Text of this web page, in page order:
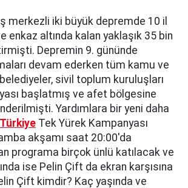
merkezli iki büyük depremde 10 il
enkaz altında kalan yaklaşık 35 bin
Depremin 9. gününde
devam ederken tüm kamu ve
sivil toplum kuruluşları
başlatmış ve afet bölgesine
Yardımlara bir yeni daha
Türkiye Tek Yürek Kampanyası
akşamı saat 20:00'da
programa birçok ünlü katılacak ve
ise Pelin Çift da ekran karşısına
Çift kimdir? Kaç yaşında ve